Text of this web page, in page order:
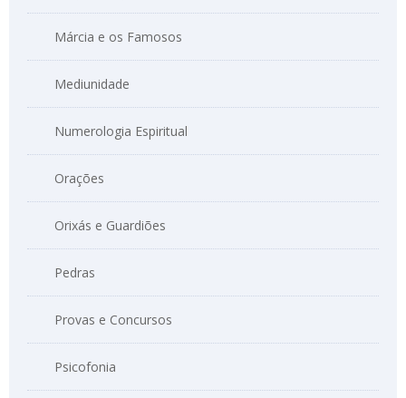
Márcia e os Famosos
Mediunidade
Numerologia Espiritual
Orações
Orixás e Guardiões
Pedras
Provas e Concursos
Psicofonia